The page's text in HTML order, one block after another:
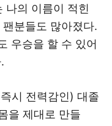
나의 이름이 적힌
분들도 많아졌다.
우승을 할 수 있어
시 전력감인) 대졸
을 제대로 만들